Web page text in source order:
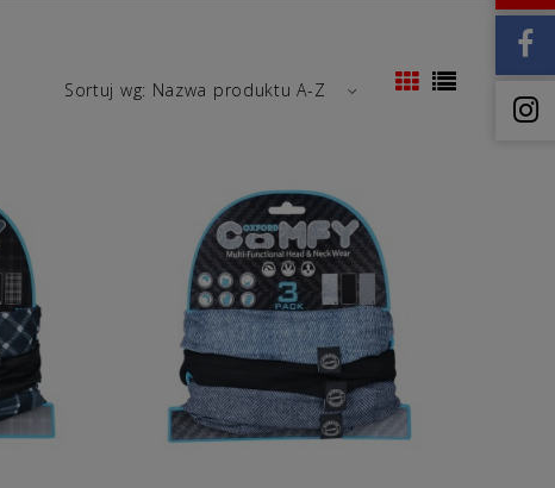
Sortuj wg: Nazwa produktu A-Z